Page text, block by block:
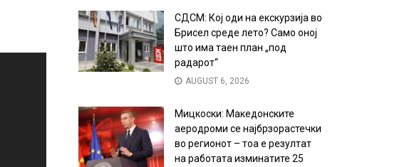
СДСМ: Кој оди на екскурзија во
Брисел среде лето? Само оној
што има таен план „под
радарот“
AUGUST 6, 2026
Мицкоски: Македонските
аеродроми се најбрзорастечки
во регионот – тоа е резултат
на работата изминатите 25